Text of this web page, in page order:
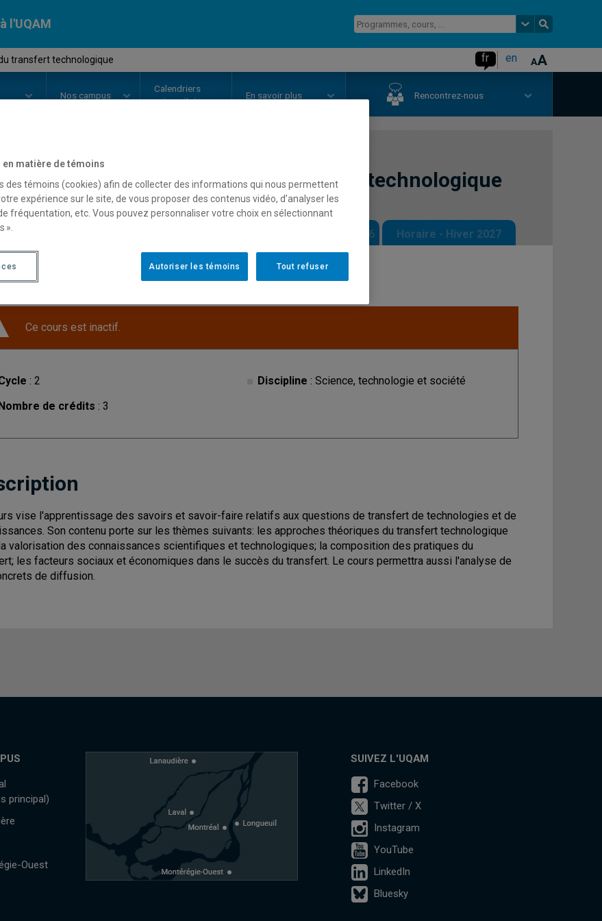
l'UQAM
transfert technologique fr en
Nos campus
Calendriers
universitaires
En savoir plus Rencontrez-nous
// STS8050-Pratique du transfert technologique
Description Horaire - Automne 2026 Horaire - Hiver 2027
Ce cours est inactif.
: 2
de crédits : 3
Discipline : Science, technologie et société
vise l'apprentissage des savoirs et savoir-faire relatifs aux questions de transfert de technologies et de
Son contenu porte sur les thèmes suivants: les approches théoriques du transfert technologique
valorisation des connaissances scientifiques et technologiques; la composition des pratiques du
les facteurs sociaux et économiques dans le succès du transfert. Le cours permettra aussi l'analyse de
de diffusion.
principal)
Ouest
SUIVEZ L'UQAM
Facebook
Twitter / X
Instagram
YouTube
LinkedIn
Bluesky
en matière de témoins
des témoins (cookies) afin de collecter des informations qui nous permettent
expérience sur le site, de vous proposer des contenus vidéo, d’analyser les
fréquentation, etc. Vous pouvez personnaliser votre choix en sélectionnant
».
Tout refuser
Autoriser les témoins